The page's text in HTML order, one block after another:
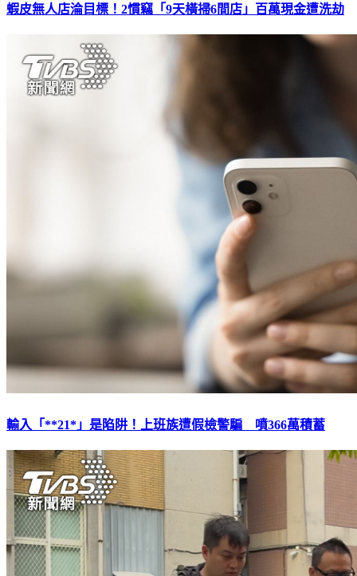
蝦皮無人店淪目標！2慣竊「9天橫掃6間店」百萬現金遭洗劫
輸入「**21*」是陷阱！上班族遭假檢警騙 噴366萬積蓄